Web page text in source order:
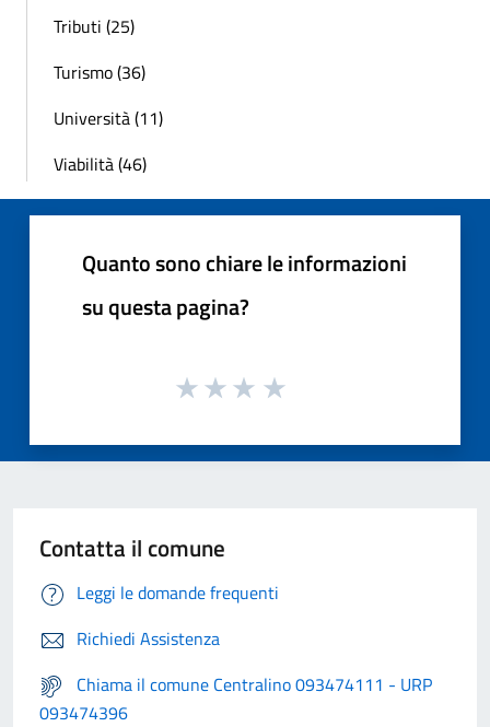
Tributi (25)
Turismo (36)
Università (11)
Viabilità (46)
Quanto sono chiare le informazioni
su questa pagina?
Contatta il comune
Leggi le domande frequenti
Richiedi Assistenza
Chiama il comune Centralino 093474111 - URP
093474396